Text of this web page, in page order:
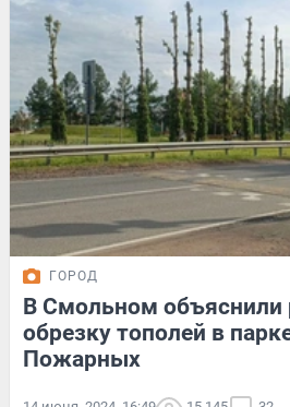
ГОРОД
В Смольном объяснили
обрезку тополей в
Пожарных